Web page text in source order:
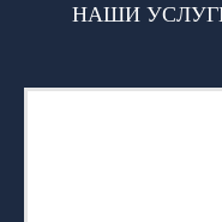
НАШИ